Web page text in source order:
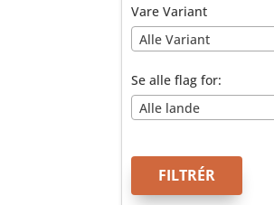
Vare Variant
Alle Variant
Se alle flag for:
Alle lande
FILTRÉR